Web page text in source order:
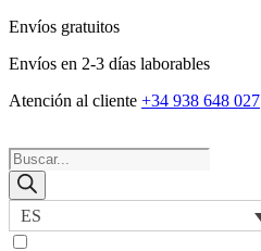
Envíos gratuitos
Envíos en 2-3 días laborables
Atención al cliente +34 938 648 027
Búsqueda
de
productos
ES